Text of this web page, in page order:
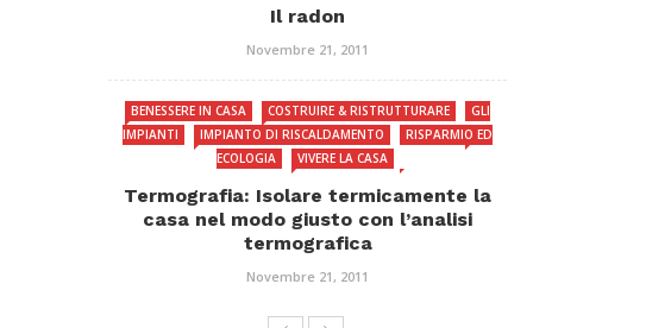
Il radon
Novembre 21, 2011
BENESSERE IN CASA COSTRUIRE & RISTRUTTURARE
GLI
IMPIANTI
IMPIANTO DI RISCALDAMENTO
RISPARMIO ED
ECOLOGIA
VIVERE LA CASA
Termografia: Isolare termicamente la
casa nel modo giusto con l’analisi
termografica
Novembre 21, 2011